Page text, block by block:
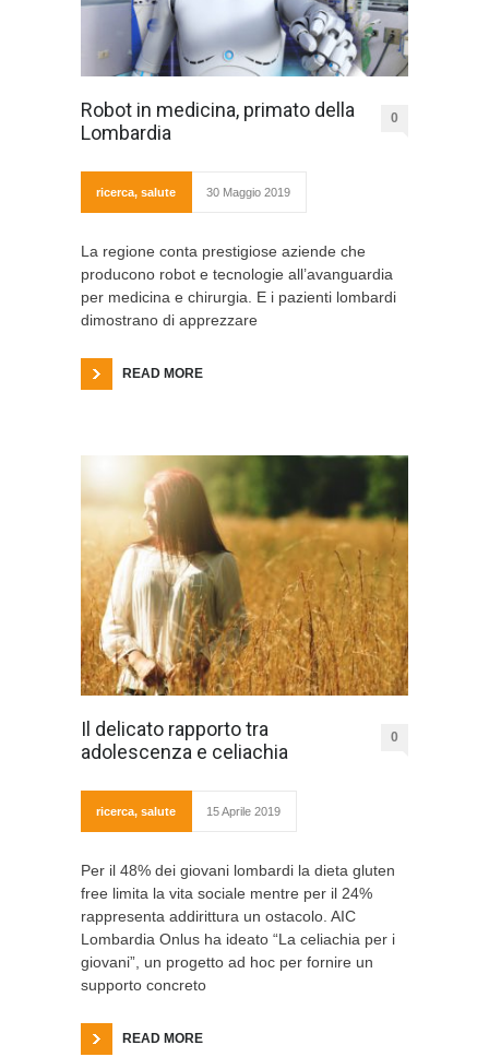
Robot in medicina, primato della
Lombardia
0
ricerca, salute 30 Maggio 2019
La regione conta prestigiose aziende che
producono robot e tecnologie all’avanguardia
per medicina e chirurgia. E i pazienti lombardi
dimostrano di apprezzare
READ MORE
Il delicato rapporto tra
adolescenza e celiachia
0
ricerca, salute 15 Aprile 2019
Per il 48% dei giovani lombardi la dieta gluten
free limita la vita sociale mentre per il 24%
rappresenta addirittura un ostacolo. AIC
Lombardia Onlus ha ideato “La celiachia per i
giovani”, un progetto ad hoc per fornire un
supporto concreto
READ MORE